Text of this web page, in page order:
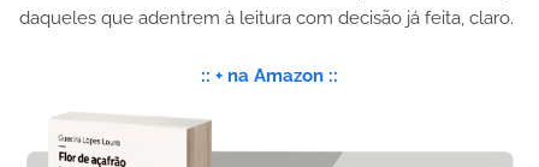
daqueles que adentrem à leitura com decisão já feita, claro.
:: + na Amazon ::